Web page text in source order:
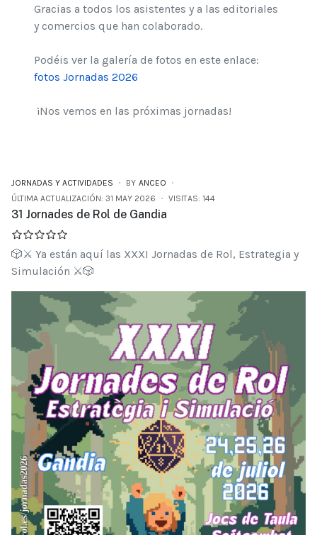
Gracias a todos los asistentes y a las editoriales
y comercios que han colaborado.
Podéis ver la galería de fotos en este enlace:
fotos Jornadas 2026
¡Nos vemos en las próximas jornadas!
JORNADAS Y ACTIVIDADES BY ANCEO
ÚLTIMA ACTUALIZACIÓN: 31 MAY 2026
VISITAS: 144
31 Jornades de Rol de Gandia
🎲⚔️ Ya están aquí las XXXI Jornadas de Rol, Estrategia y
Simulación ⚔️🎲